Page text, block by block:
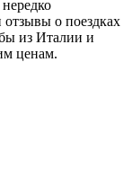
о поездках
из Италии и
ценам.